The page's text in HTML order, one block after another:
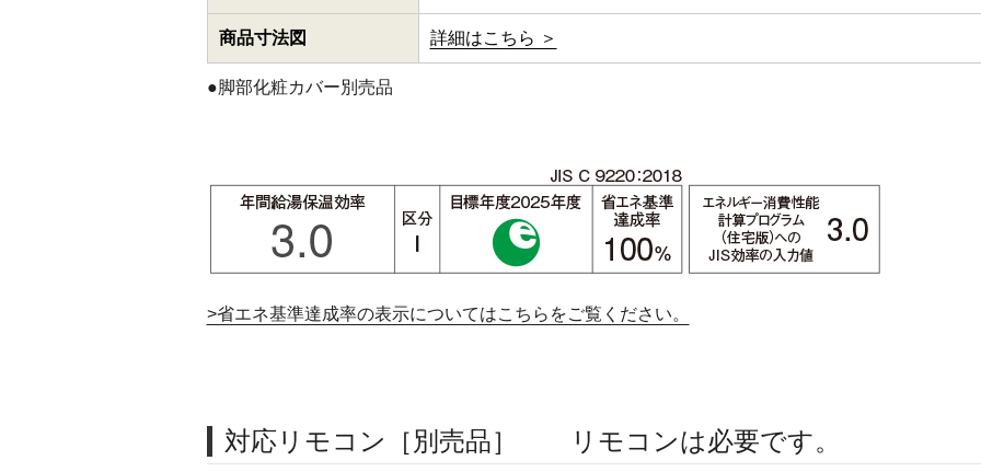
商品寸法図 詳細はこちら ＞
●脚部化粧カバー別売品
>省エネ基準達成率の表示についてはこちらをご覧ください。
対応リモコン［別売品］ リモコンは必要です。